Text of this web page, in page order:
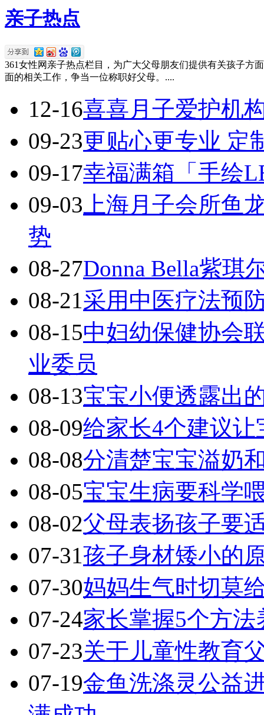
亲子热点
361女性网亲子热点栏目，为广大父母朋友们提供有关孩子方
面的相关工作，争当一位称职好父母。....
12-16喜喜月子爱护机
09-23更贴心更专业 定
09-17幸福满箱「手绘
09-03 上海月子会所鱼
势
08-27Donna Bella紫琪
08-21采用中医疗法预
08-15中妇幼保健协会
业委员
08-13宝宝小便透露出
08-09给家长4个建议
08-08分清楚宝宝溢奶
08-05宝宝生病要科学
08-02父母表扬孩子要
07-31孩子身材矮小的
07-30妈妈生气时切莫
07-24家长掌握5个方
07-23关于儿童性教育
07-19金鱼洗涤灵公益